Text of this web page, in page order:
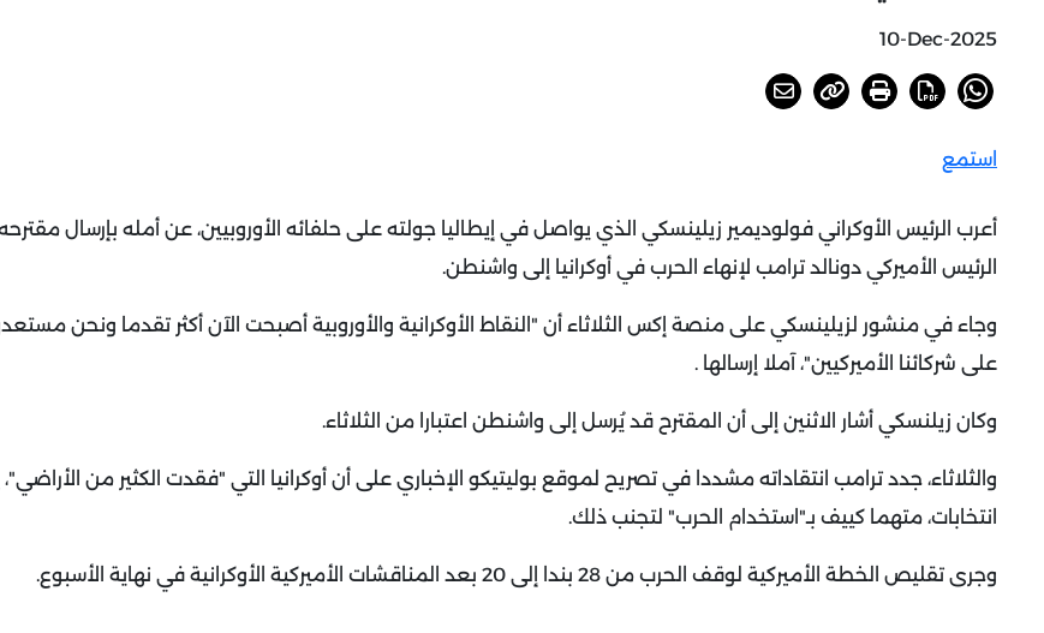
10-Dec-2025
استمع
أعرب الرئيس الأوكراني فولوديمير زيلينسكي الذي يواصل في إيطاليا جولته على حلفائه الأوروبيين، عن أمله بإرسال
الرئيس الأميركي دونالد ترامب لإنهاء الحرب في أوكرانيا إلى واشنطن.
وجاء في منشور لزيلينسكي على منصة إكس الثلاثاء أن "النقاط الأوكرانية والأوروبية أصبحت الآن أكثر تقدما ونحن
على شركائنا الأميركيين"، آملا إرسالها .
وكان زيلنسكي أشار الاثنين إلى أن المقترح قد يُرسل إلى واشنطن اعتبارا من الثلاثاء.
والثلاثاء، جدد ترامب انتقاداته مشددا في تصريح لموقع بوليتيكو الإخباري على أن أوكرانيا التي "فقدت الكثير من
انتخابات، متهما كييف بـ"استخدام الحرب" لتجنب ذلك.
وجرى تقليص الخطة الأميركية لوقف الحرب من 28 بندا إلى 20 بعد المناقشات الأميركية الأوكرانية في نهاية الأسبوع .